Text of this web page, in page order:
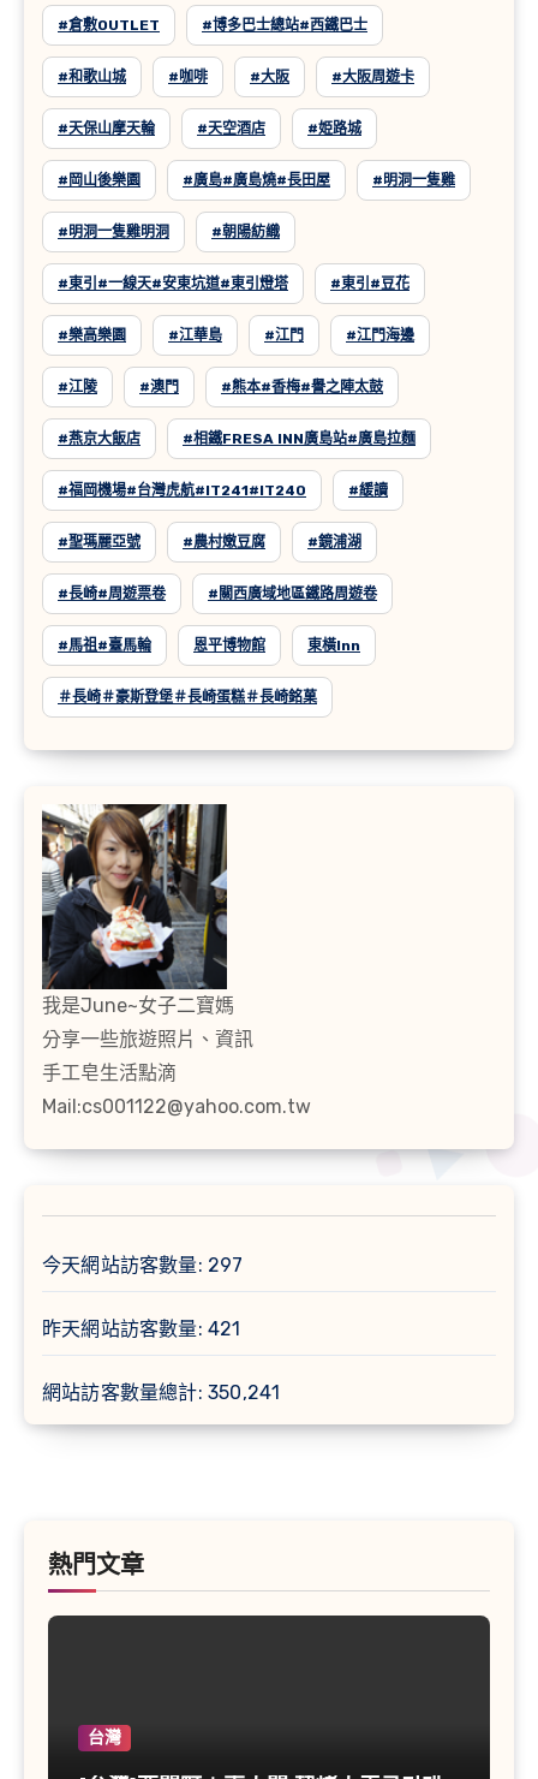
#倉敷OUTLET #博多巴士總站#西鐵巴士
#和歌山城 #咖啡 #大阪 #大阪周遊卡
#天保山摩天輪 #天空酒店 #姫路城
#岡山後樂園 #廣島#廣島燒#長田屋 #明洞一隻雞
#明洞一隻雞明洞 #朝陽紡織
#東引#一線天#安東坑道#東引燈塔 #東引#豆花
#樂高樂園 #江華島 #江門 #江門海邊
#江陵 #澳門 #熊本#香梅#譽之陣太鼓
#燕京大飯店 #相鐵FRESA INN廣島站#廣島拉麵
#福岡機場#台灣虎航#IT241#IT240 #緩讀
#聖瑪麗亞號 #農村嫩豆腐 #鏡浦湖
#長崎#周遊票卷 #關西廣域地區鐵路周遊卷
#馬祖#臺馬輪 恩平博物館 東橫inn
＃長崎＃豪斯登堡＃長崎蛋糕＃長崎銘菓
我是June~女子二寶媽
分享一些旅遊照片、資訊
手工皂生活點滴
Mail:cs001122@yahoo.com.tw
今天網站訪客數量: 297
昨天網站訪客數量: 421
網站訪客數量總計: 350,241
熱門文章
台灣